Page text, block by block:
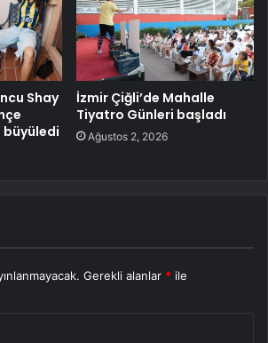
Shay
büyüledi
İzmir Çiğli’de Mahalle
Tiyatro Günleri başladı
Ağustos 2, 2026
Gerekli alanlar * ile